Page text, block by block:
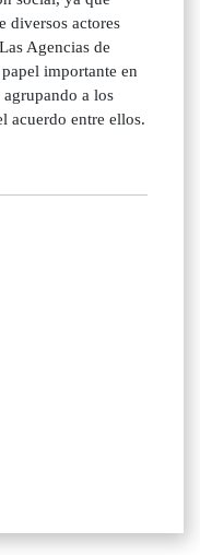
diversos actores
Agencias de
importante en
a los
acuerdo entre ellos.